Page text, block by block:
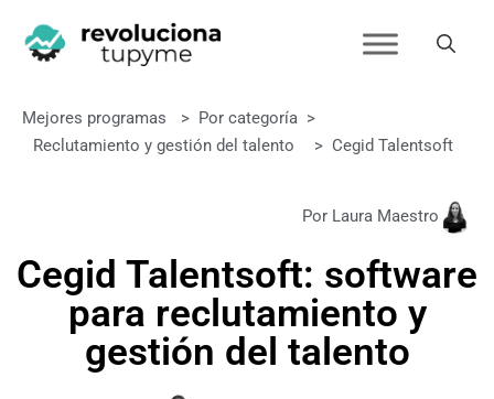
Mejores programas > Por categoría >
Reclutamiento y gestión del talento
> Cegid Talentsoft
Por Laura Maestro
Cegid Talentsoft: software
para reclutamiento y
gestión del talento